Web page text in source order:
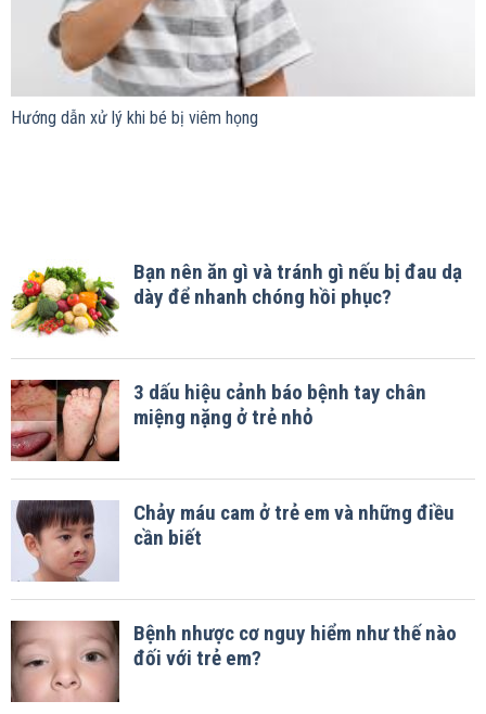
Hướng dẫn xử lý khi bé bị viêm họng